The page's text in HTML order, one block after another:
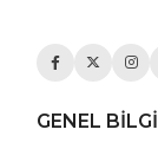
GENEL